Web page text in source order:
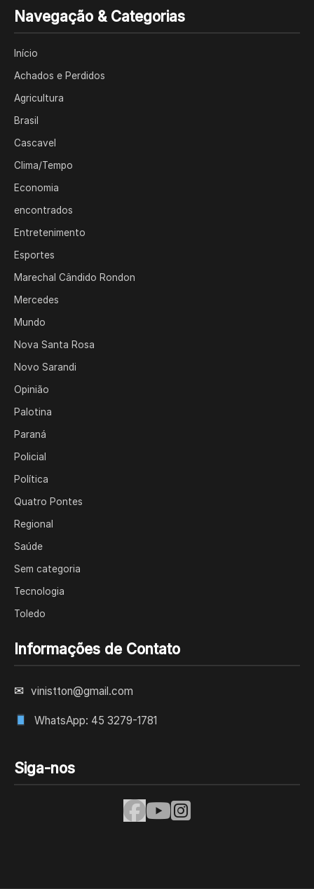
Navegação & Categorias
Início
Achados e Perdidos
Agricultura
Brasil
Cascavel
Clima/Tempo
Economia
encontrados
Entretenimento
Esportes
Marechal Cândido Rondon
Mercedes
Mundo
Nova Santa Rosa
Novo Sarandi
Opinião
Palotina
Paraná
Policial
Política
Quatro Pontes
Regional
Saúde
Sem categoria
Tecnologia
Toledo
Informações de Contato
✉ vinistton@gmail.com
WhatsApp: 45 3279-1781
Siga-nos